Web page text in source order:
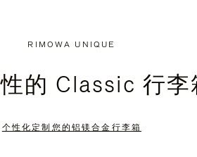
RIMOWA UNIQUE
的 Classic 行李
个性化定制您的铝镁合金行李箱